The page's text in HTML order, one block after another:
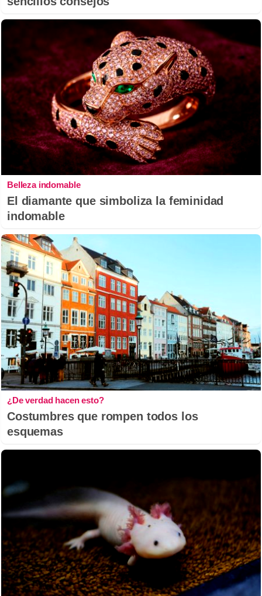
Belleza indomable
El diamante que simboliza la feminidad
indomable
¿De verdad hacen esto?
Costumbres que rompen todos los
esquemas